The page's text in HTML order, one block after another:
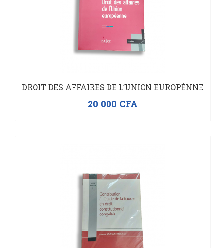
DROIT DES AFFAIRES DE L’UNION EUROPÉNNE
20 000 CFA